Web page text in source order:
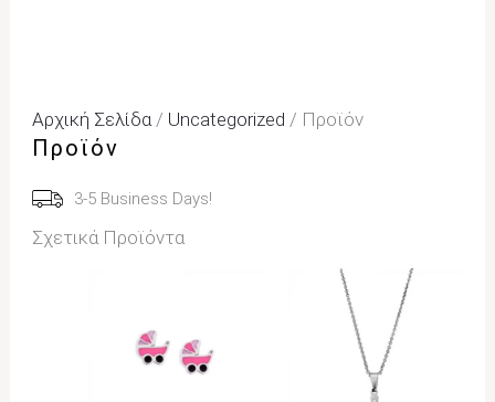
Αρχική Σελίδα / Uncategorized / Προϊόν
Προϊόν
3-5 Business Days!
Σχετικά Προϊόντα